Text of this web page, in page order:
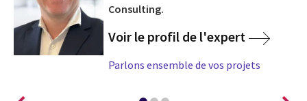
Consulting.
Voir le profil de l'expert
Parlons ensemble de vos projets